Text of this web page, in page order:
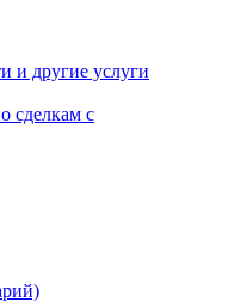
и другие услуги
сделкам с